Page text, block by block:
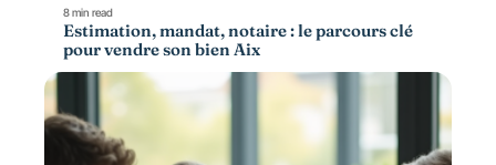
8 min read
Estimation, mandat, notaire : le parcours clé
pour vendre son bien Aix